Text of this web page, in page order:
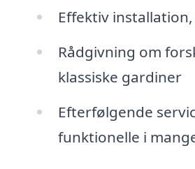
Effektiv
Rådgivning om
klassiske gardiner
Efterfølgende
funktionelle i